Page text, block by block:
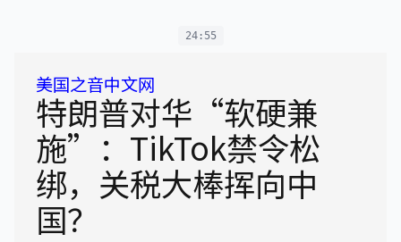
24:55
美国之音中文网
特朗普对华“软硬兼
施”：TikTok禁令松
绑，关税大棒挥向中
国？